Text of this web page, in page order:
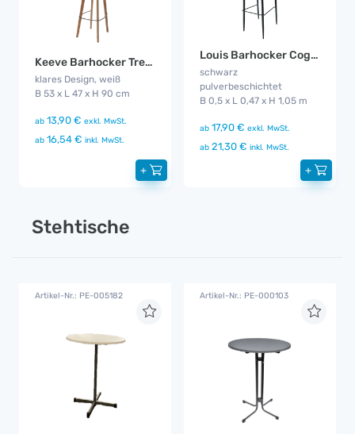
Keeve Barhocker Trend flach
klares Design, weiß
B 53 x L 47 x H 90 cm
ab 13,90 € exkl. MwSt.
ab 16,54 € inkl. MwSt.
+
Louis Barhocker Cognac
schwarz
pulverbeschichtet
B 0,5 x L 0,47 x H 1,05 m
ab 17,90 € exkl. MwSt.
ab 21,30 € inkl. MwSt.
+
Stehtische
Artikel-Nr.: PE-005182 Artikel-Nr.: PE-000103